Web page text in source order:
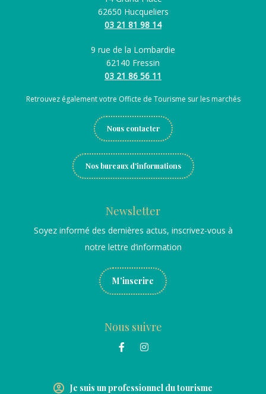
62650 Hucqueliers
03 21 81 98 14
9 rue de la Lombardie
62140 Fressin
03 21 86 56 11
Retrouvez également votre Officte de Tourisme sur les marchés
Nous contacter
Nos bureaux d'informations
Newsletter
Soyez informé des dernières actus, inscrivez-vous à
notre lettre d’information
M'inscrire
Nous suivre
Je suis un professionnel du tourisme